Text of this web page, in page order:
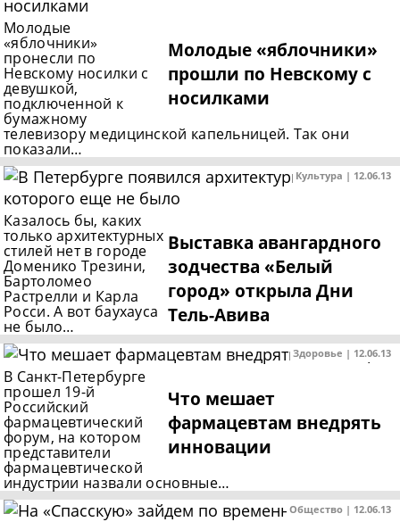
Молодые «яблочники»
прошли по Невскому с
носилками
Молодые
«яблочники»
пронесли по
Невскому носилки с
девушкой,
подключенной к
бумажному
телевизору медицинской капельницей. Так они
показали…
Культура | 12.06.13
Выставка авангардного
зодчества «Белый
город» открыла Дни
Тель-Авива
Казалось бы, каких
только архитектурных
стилей нет в городе
Доменико Трезини,
Бартоломео
Растрелли и Карла
Росси. А вот баухауса
не было…
Здоровье | 12.06.13
Что мешает
фармацевтам внедрять
инновации
В Санкт-Петербурге
прошел 19-й
Российский
фармацевтический
форум, на котором
представители
фармацевтической
индустрии назвали основные…
Общество | 12.06.13